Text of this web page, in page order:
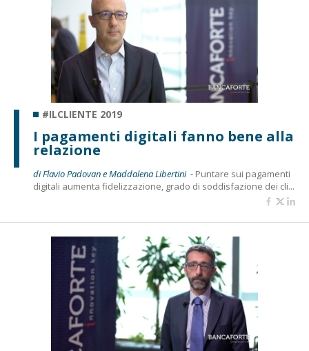
#ILCLIENTE 2019
I pagamenti digitali fanno bene alla
relazione
di Flavio Padovan e Maddalena Libertini - Puntare sui pagamenti
digitali aumenta fidelizzazione, grado di soddisfazione dei cli...